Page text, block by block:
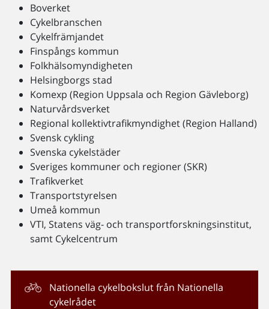
Boverket
Cykelbranschen
Cykelfrämjandet
Finspångs kommun
Folkhälsomyndigheten
Helsingborgs stad
Komexp (Region Uppsala och Region Gävleborg)
Naturvårdsverket
Regional kollektivtrafikmyndighet (Region Halland)
Svensk cykling
Svenska cykelstäder
Sveriges kommuner och regioner (SKR)
Trafikverket
Transportstyrelsen
Umeå kommun
VTI, Statens väg- och transportforskningsinstitut,
samt Cykelcentrum
Nationella cykelbokslut från Nationella
cykelrådet